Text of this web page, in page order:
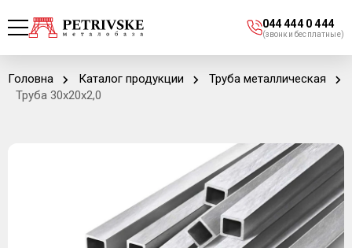
044 444 0 444
(звонки бесплатные)
Головна Каталог продукции
Труба металлическая
Труба 30х20х2,0